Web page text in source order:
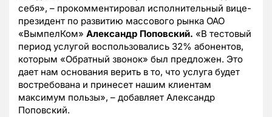
себя», – прокомментировал исполнительный вице-
президент по развитию массового рынка ОАО
«ВымпелКом» Александр Поповский. «В тестовый
период услугой воспользовались 32% абонентов,
которым «Обратный звонок» был предложен. Это
дает нам основания верить в то, что услуга будет
востребована и принесет нашим клиентам
максимум пользы», – добавляет Александр
Поповский.